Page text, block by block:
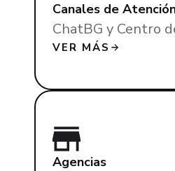
Canales de
ChatBG y Centro
VER MÁS
Agencias